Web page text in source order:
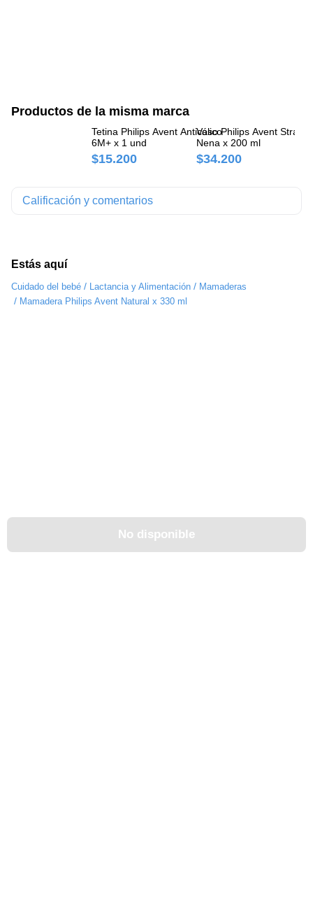
Estás aquí
Cuidado del bebé / Lactancia y Alimentación / Mamaderas
/ Mamadera Philips Avent Natural x 330 ml
Productos de la misma marca
Tetina Philips Avent Anticólico
6M+ x 1 und
$15.200
Vaso Philips Avent Straw
Nena x 200 ml
$34.200
No disponible
Calificación y comentarios